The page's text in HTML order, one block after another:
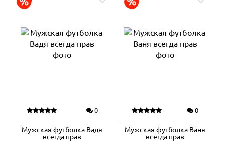
0
Мужская футболка Вадя
всегда прав
0
Мужская футболка Ваня
всегда прав